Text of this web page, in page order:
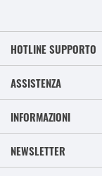
HOTLINE SUPPORTO
ASSISTENZA
INFORMAZIONI
NEWSLETTER